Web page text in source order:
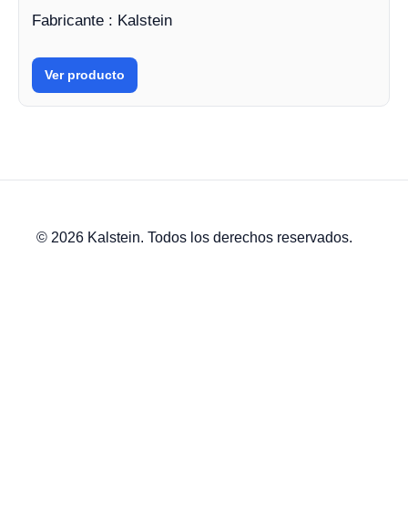
Fabricante : Kalstein
Ver producto
© 2026 Kalstein. Todos los derechos reservados.